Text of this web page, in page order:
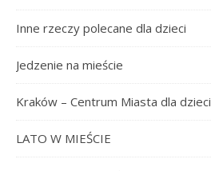
Inne rzeczy polecane dla dzieci
Jedzenie na mieście
Kraków – Centrum Miasta dla dzieci
LATO W MIEŚCIE